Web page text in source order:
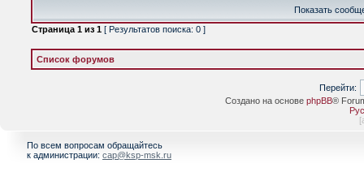
Показать
Страница 1 из 1 [ Результатов поиска: 0 ]
Список форумов
Перейти:
Создано на основе phpBB®
[
По всем вопросам обращайтесь
к администрации: cap@ksp-msk.ru